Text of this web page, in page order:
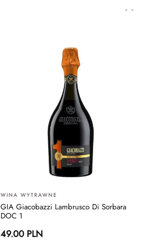
WINA WYTRAWNE
GIA Giacobazzi Lambrusco Di Sorbara
DOC 1
49.00 PLN